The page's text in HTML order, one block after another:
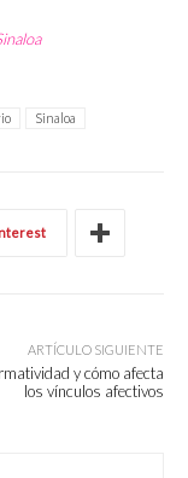
Sinaloa
ARTÍCULO SIGUIENTE
y cómo afecta
los vínculos afectivos